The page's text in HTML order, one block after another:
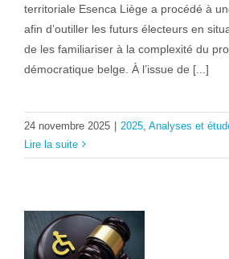
territoriale Esenca Liège a procédé à
afin d’outiller les futurs électeurs en
de les familiariser à la complexité du
démocratique belge. À l’issue de [...]
24 novembre 2025 2025 Analyses et
Lire la suite